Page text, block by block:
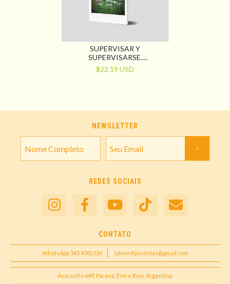
SUPERVISAR Y
SUPERVISARSE.
EXPERIENCIAS EN TRABAJO
SOCIAL, EQUIPOS INTER Y
$22.19 USD
NEWSLETTER
REDES SOCIAIS
CONTATO
WhatsApp 343 4381539 lahendijaventas@gmail.com
Ayacucho 649, Paraná, Entre Ríos, Argentina